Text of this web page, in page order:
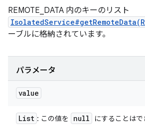
REMOTE_DATA 内のキーのリスト
ーブルに格納されています。
パラメータ
value
List : この値を null にすることはで